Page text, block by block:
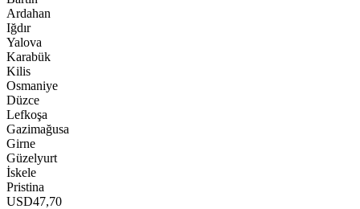
Ardahan
Iğdır
Yalova
Karabük
Kilis
Osmaniye
Düzce
Lefkoşa
Gazimağusa
Girne
Güzelyurt
İskele
Pristina
USD47,70